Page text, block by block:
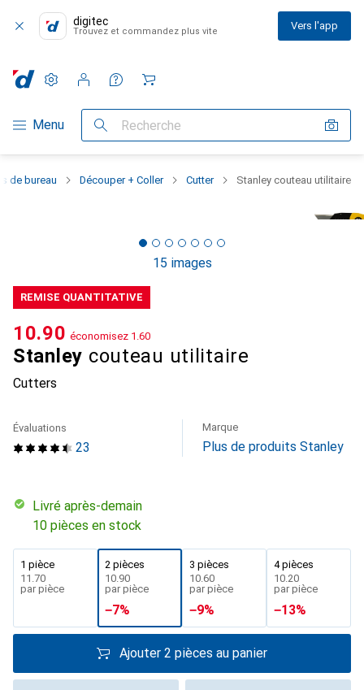
digitec
Trouvez et commandez plus vite Vers l'app
Navigation par catégorie
Menu Recherche
Paramètres
Compte client
Listes de comparaison
Listes d'envies
Panier
de bureau Découper + Coller Cutter Stanley couteau utilitaire
15 images
REMISE QUANTITATIVE
Stanley couteau utilitaire
Cutters
CHF
10.90 économisez CHF
1.60
23
Évaluations Marque
Plus de produits Stanley
Livré après-demain
10 pièces en stock
1 pièce
CHF
11.70
par pièce
2 pièces
CHF
10.90
par pièce
−7%
3 pièces
CHF
10.60
par pièce
−9%
4 pièces
CHF
10.20
par pièce
−13%
Ajouter 2 pièces au panier